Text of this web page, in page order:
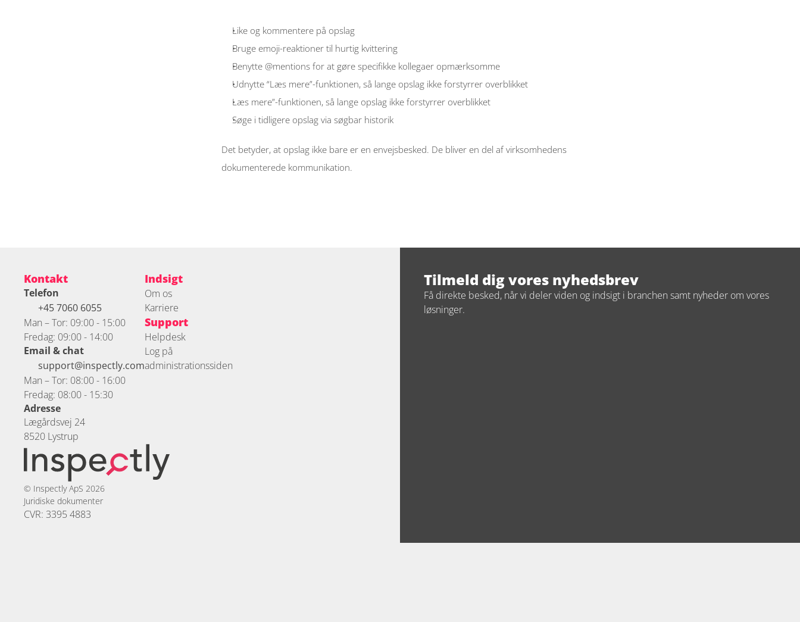
Like og kommentere på opslag
Bruge emoji-reaktioner til hurtig kvittering
Benytte @mentions for at gøre specifikke kollegaer opmærksomme
Udnytte “Læs mere”-funktionen, så lange opslag ikke forstyrrer overblikket
Læs mere”-funktionen, så lange opslag ikke forstyrrer overblikket
Søge i tidligere opslag via søgbar historik
Det betyder, at opslag ikke bare er en envejsbesked. De bliver en del af virksomhedens
dokumenterede kommunikation.
© Inspectly ApS 2026
Juridiske dokumenter
CVR: 3395 4883
Kontakt
Telefon
+45 7060 6055
Man – Tor: 09:00 - 15:00
Fredag: 09:00 - 14:00
Email & chat
support@inspectly.com
Man – Tor: 08:00 - 16:00
Fredag: 08:00 - 15:30
Adresse
Lægårdsvej 24
8520 Lystrup
Indsigt
Om os
Karriere
Support
Helpdesk
Log på
administrationssiden
Tilmeld dig vores nyhedsbrev
Få direkte besked, når vi deler viden og indsigt i branchen samt nyheder om vores
løsninger.